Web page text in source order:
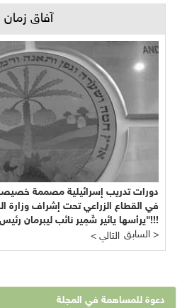
آفاق زمان
دورات تدريب إسرائيلية مصممة خصيصا
في القطاع الزراعي تحت إشراف وزارة
يرأسها يائير شَمِير نائب ليبرمان رئيس "إسرائيل بيتنا"!!!
< التالي
السابق >
دعوة للمساهمة في المجلة